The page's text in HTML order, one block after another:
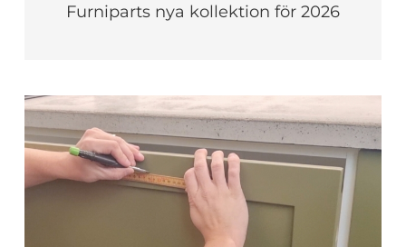
Furniparts nya kollektion för 2026